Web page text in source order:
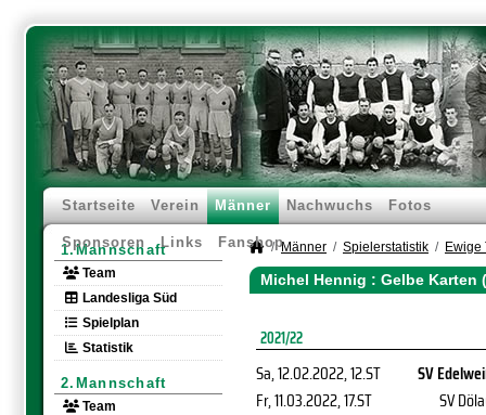
Startseite Verein Männer Nachwuchs Fotos
Sponsoren Links Fanshop
1.Mannschaft
Team
Landesliga Süd
Spielplan
Statistik
2.Mannschaft
Team
Männer Spielerstatistik Ewige
Michel Hennig : Gelbe Karten
2021/22
Sa, 12.02.2022, 12.ST
SV
Fr, 11.03.2022, 17.ST SV